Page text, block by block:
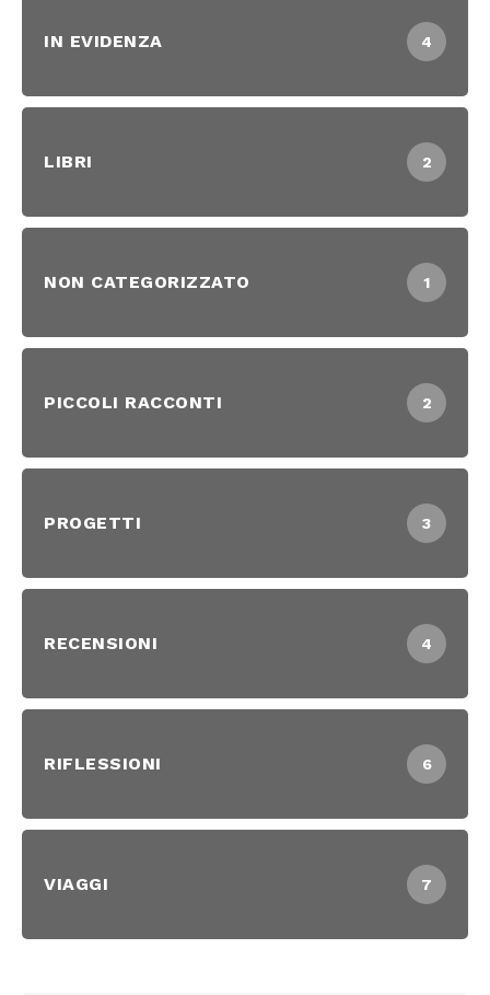
IN EVIDENZA 4
LIBRI 2
NON CATEGORIZZATO 1
PICCOLI RACCONTI 2
PROGETTI 3
RECENSIONI 4
RIFLESSIONI 6
VIAGGI 7